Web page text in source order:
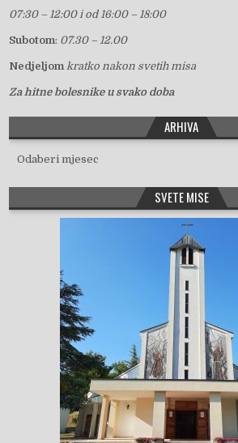
07:30 – 12:00 i od 16:00 – 18:00
Subotom: 07.30 – 12.00
Nedjeljom kratko nakon svetih misa
Za hitne bolesnike u svako doba
ARHIVA
Arhiva
SVETE MISE